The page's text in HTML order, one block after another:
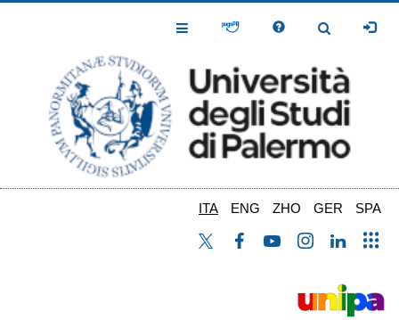
Toggle
Toggle
ITA ENG ZHO GER SPA